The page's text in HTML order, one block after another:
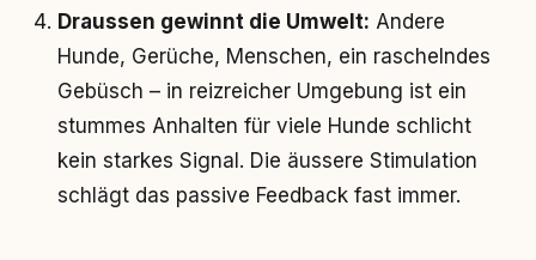
Draussen gewinnt die Umwelt: Andere
Hunde, Gerüche, Menschen, ein raschelndes
Gebüsch – in reizreicher Umgebung ist ein
stummes Anhalten für viele Hunde schlicht
kein starkes Signal. Die äussere Stimulation
schlägt das passive Feedback fast immer.